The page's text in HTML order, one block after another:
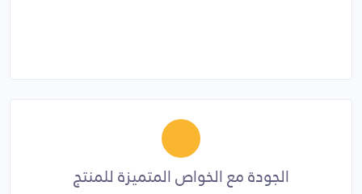
الجودة مع الخواص المتميزة للمنتج